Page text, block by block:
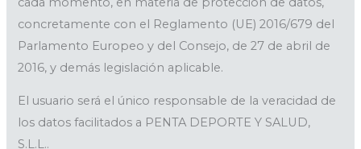
concretamente con el Reglamento (UE) 2016/679 del
Parlamento Europeo y del Consejo, de 27 de abril de
2016, y demás legislación aplicable.
El usuario será el único responsable de la veracidad de
los datos facilitados a PENTA DEPORTE Y SALUD,
S.L.L..